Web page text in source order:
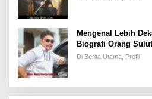
Mengenal Lebih
Biografi Orang Sulut
Di Berita Utama, Profil